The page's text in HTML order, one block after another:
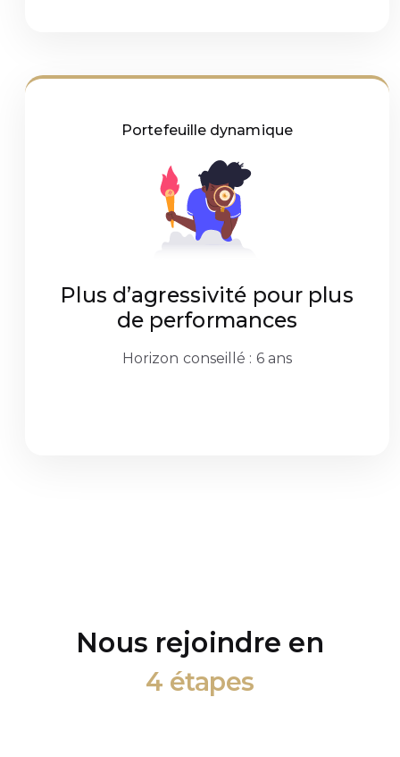
Portefeuille dynamique
Plus d’agressivité pour plus
de performances
Horizon conseillé : 6 ans
Nous rejoindre en
4 étapes